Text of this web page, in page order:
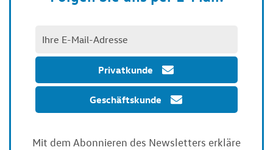
Privatkunde
Geschäftskunde
Mit dem Abonnieren des Newsletters erkläre